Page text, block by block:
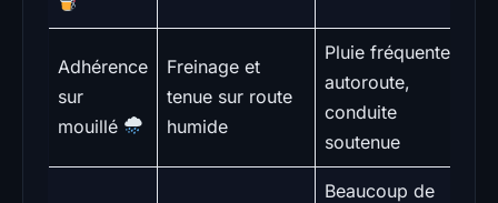
Adhérence
sur
mouillé
Freinage et
tenue sur route
humide
Pluie fréquente,
autoroute,
conduite
soutenue
Beaucoup de